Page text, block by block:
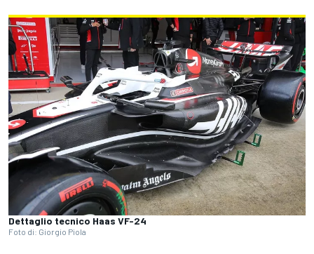
Dettaglio tecnico Haas VF-24
Foto di: Giorgio Piola